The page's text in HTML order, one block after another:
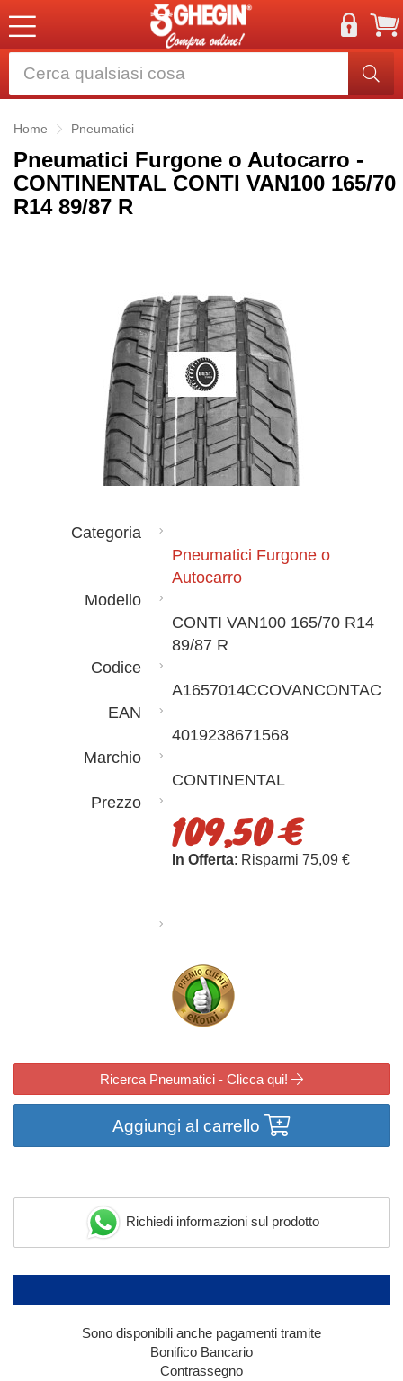
Home Pneumatici
Pneumatici Furgone o Autocarro -
CONTINENTAL CONTI VAN100 165/70
R14 89/87 R
Categoria
Pneumatici Furgone o
Autocarro
Modello
CONTI VAN100 165/70 R14
89/87 R
Codice
A1657014CCOVANCONTAC
EAN
4019238671568
Marchio
CONTINENTAL
Prezzo
109,50 €
In Offerta: Risparmi 75,09 €
Ricerca Pneumatici - Clicca qui!
Aggiungi al carrello
Richiedi informazioni sul prodotto
Sono disponibili anche pagamenti tramite
Bonifico Bancario
Contrassegno